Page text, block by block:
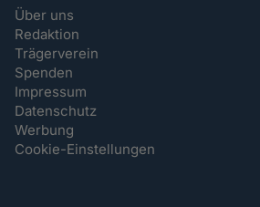
Über uns
Redaktion
Trägerverein
Spenden
Impressum
Datenschutz
Werbung
Cookie-Einstellungen